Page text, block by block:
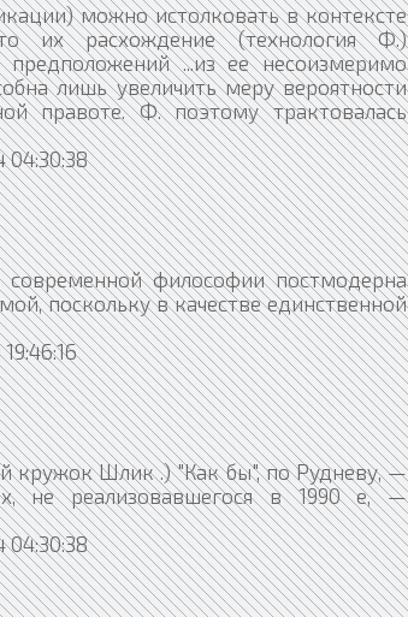
можно истолковать в контексте
их расхождение (технология Ф.)
...из ее несоизмеримо
лишь увеличить меру вероятности
правоте. Ф. поэтому трактовалась
философии постмодерна
поскольку в качестве единственной
кружок Шлик .) "Как бы", по Рудневу, —
х, не реализовавшегося в 1990 е, —